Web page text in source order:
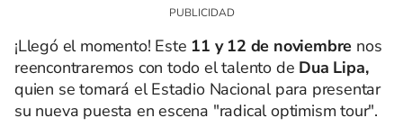
¡Llegó el momento! Este 11 y 12 de noviembre nos
reencontraremos con todo el talento de Dua Lipa,
quien se tomará el Estadio Nacional para presentar
su nueva puesta en escena "radical optimism tour".